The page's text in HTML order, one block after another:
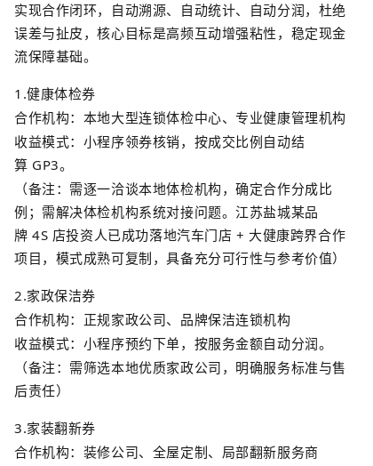
实现合作闭环，自动溯源、自动统计、自动分润，杜绝
误差与扯皮，核心目标是高频互动增强粘性，稳定现金
流保障基础。
1.健康体检券
合作机构：本地大型连锁体检中心、专业健康管理机构
收益模式：小程序领券核销，按成交比例自动结
算 GP3。
（备注：需逐一洽谈本地体检机构，确定合作分成比
例；需解决体检机构系统对接问题。江苏盐城某品
牌 4S 店投资人已成功落地汽车门店 + 大健康跨界合作
项目，模式成熟可复制，具备充分可行性与参考价值）
2.家政保洁券
合作机构：正规家政公司、品牌保洁连锁机构
收益模式：小程序预约下单，按服务金额自动分润。
（备注：需筛选本地优质家政公司，明确服务标准与售
后责任）
3.家装翻新券
合作机构：装修公司、全屋定制、局部翻新服务商